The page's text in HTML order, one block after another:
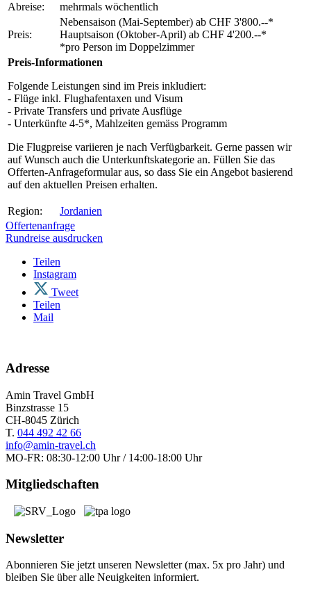
Abreise: mehrmals wöchentlich
Preis:
Nebensaison (Mai-September) ab CHF 3'800.--*
Hauptsaison (Oktober-April) ab CHF 4'200.--*
*pro Person im Doppelzimmer
Preis-Informationen
Folgende Leistungen sind im Preis inkludiert:
- Flüge inkl. Flughafentaxen und Visum
- Private Transfers und private Ausflüge
- Unterkünfte 4-5*, Mahlzeiten gemäss Programm
Die Flugpreise variieren je nach Verfügbarkeit. Gerne passen wir
auf Wunsch auch die Unterkunftskategorie an. Füllen Sie das
Offerten-Anfrageformular aus, so dass Sie ein Angebot basierend
auf den aktuellen Preisen erhalten.
Region:
Jordanien
Offertenanfrage
Rundreise ausdrucken
Teilen
Instagram
Tweet
Teilen
Mail
Adresse
Amin Travel GmbH
Binzstrasse 15
CH-8045 Zürich
T. 044 492 42 66
info@amin-travel.ch
MO-FR: 08:30-12:00 Uhr / 14:00-18:00 Uhr
Mitgliedschaften
Newsletter
Abonnieren Sie jetzt unseren Newsletter (max. 5x pro Jahr) und
bleiben Sie über alle Neuigkeiten informiert.